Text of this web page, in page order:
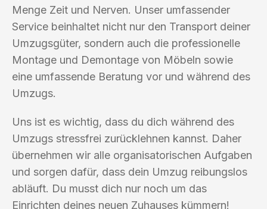
Menge Zeit und Nerven. Unser umfassender
Service beinhaltet nicht nur den Transport deiner
Umzugsgüter, sondern auch die professionelle
Montage und Demontage von Möbeln sowie
eine umfassende Beratung vor und während des
Umzugs.
Uns ist es wichtig, dass du dich während des
Umzugs stressfrei zurücklehnen kannst. Daher
übernehmen wir alle organisatorischen Aufgaben
und sorgen dafür, dass dein Umzug reibungslos
abläuft. Du musst dich nur noch um das
Einrichten deines neuen Zuhauses kümmern!